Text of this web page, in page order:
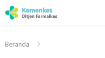
Beranda